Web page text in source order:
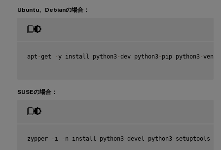
Ubuntu、Debianの場合：
apt -get -y install python3-dev python3- pip python3-venv
SUSEの場合：
zypper - i - n install python3-devel python3- setuptools